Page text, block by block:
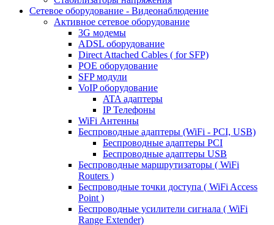
Сетевое оборудование - Видеонаблюдение
Активное сетевое оборудование
3G модемы
ADSL оборудование
Direct Attached Cables ( for SFP)
POE оборудование
SFP модули
VoIP оборудование
ATA адаптеры
IP Телефоны
WiFi Антенны
Беспроводные адаптеры (WiFi - PCI, USB)
Беспроводные адаптеры PCI
Беспроводные адаптеры USB
Беспроводные маршрутизаторы ( WiFi
Routers )
Беспроводные точки доступа ( WiFi Access
Point )
Беспроводные усилители сигнала ( WiFi
Range Extender)